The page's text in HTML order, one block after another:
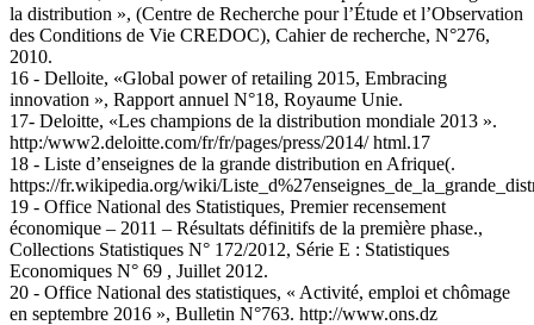
la distribution », (Centre de Recherche pour l’Étude et l’Observation
des Conditions de Vie CREDOC), Cahier de recherche, N°276,
2010.
16 - Delloite, «Global power of retailing 2015, Embracing
innovation », Rapport annuel N°18, Royaume Unie.
17- Deloitte, «Les champions de la distribution mondiale 2013 ».
http:/www2.deloitte.com/fr/fr/pages/press/2014/ html.17
18 - Liste d’enseignes de la grande distribution en Afrique(.
https://fr.wikipedia.org/wiki/
19 - Office National des Statistiques, Premier recensement
économique – 2011 – Résultats définitifs de la première phase.,
Collections Statistiques N° 172/2012, Série E : Statistiques
Economiques N° 69 , Juillet 2012.
20 - Office National des statistiques, « Activité, emploi et chômage
en septembre 2016 », Bulletin N°763. http://www.ons.dz